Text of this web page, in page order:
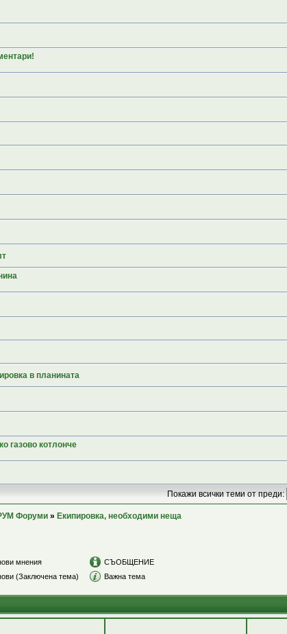
в планината
газово котлонче
Покажи всички теми от преди:
Форуми » Екипировка, необходими неща
мнения
СЪОБЩЕНИЕ
(Заключена тема) Важна тема